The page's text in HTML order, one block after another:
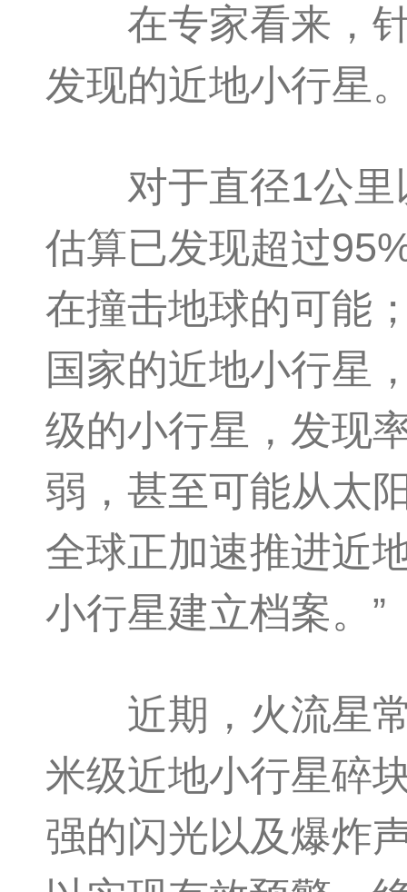
在专家看来，针
发现的近地小行星
对于直径1公里
估算已发现超过
在撞击地球的可能
国家的近地小行星
级的小行星，发现
弱，甚至可能从太
全球正加速推进近
小行星建立档案。”
近期，火流星常
米级近地小行星碎
强的闪光以及爆炸